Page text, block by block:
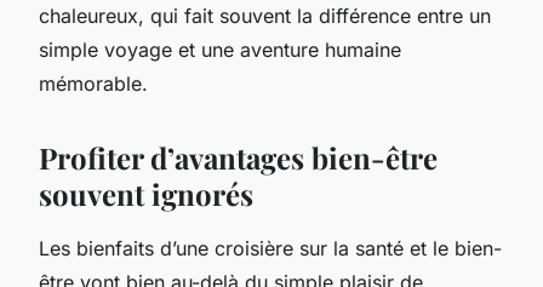
chaleureux, qui fait souvent la différence entre un
simple voyage et une aventure humaine
mémorable.
Profiter d’avantages bien-être
souvent ignorés
Les bienfaits d’une croisière sur la santé et le bien-
être vont bien au-delà du simple plaisir de